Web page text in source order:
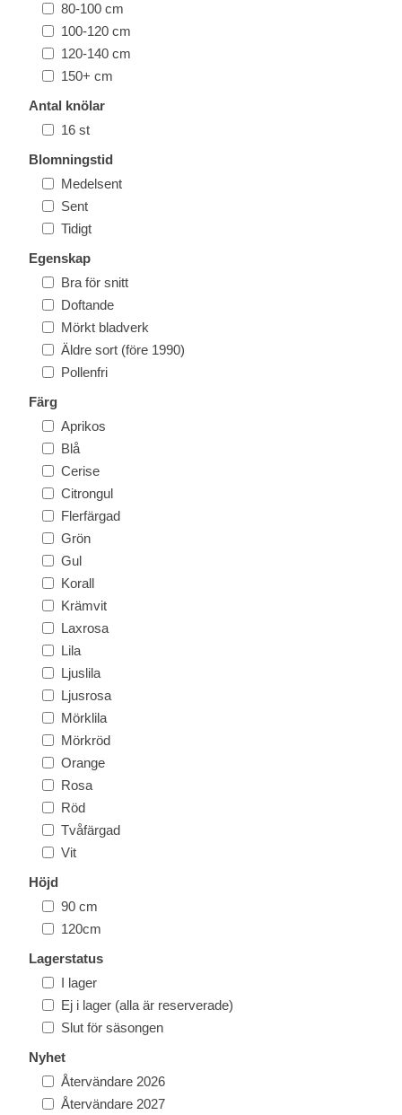
80-100 cm
100-120 cm
120-140 cm
150+ cm
Antal knölar
16 st
Blomningstid
Medelsent
Sent
Tidigt
Egenskap
Bra för snitt
Doftande
Mörkt bladverk
Äldre sort (före 1990)
Pollenfri
Färg
Aprikos
Blå
Cerise
Citrongul
Flerfärgad
Grön
Gul
Korall
Krämvit
Laxrosa
Lila
Ljuslila
Ljusrosa
Mörklila
Mörkröd
Orange
Rosa
Röd
Tvåfärgad
Vit
Höjd
90 cm
120cm
Lagerstatus
I lager
Ej i lager (alla är reserverade)
Slut för säsongen
Nyhet
Återvändare 2026
Återvändare 2027